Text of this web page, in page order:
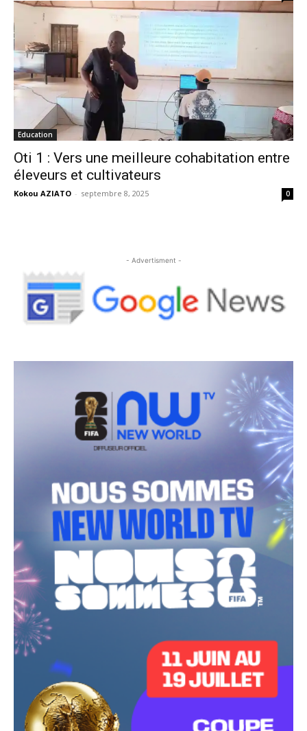
Education
Oti 1 : Vers une meilleure cohabitation entre
éleveurs et cultivateurs
Kokou AZIATO - septembre 8, 2025 0
- Advertisment -